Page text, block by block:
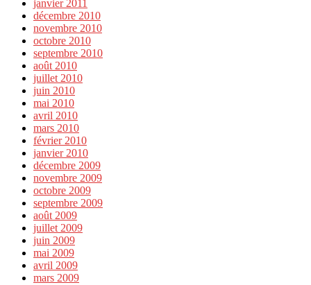
janvier 2011
décembre 2010
novembre 2010
octobre 2010
septembre 2010
août 2010
juillet 2010
juin 2010
mai 2010
avril 2010
mars 2010
février 2010
janvier 2010
décembre 2009
novembre 2009
octobre 2009
septembre 2009
août 2009
juillet 2009
juin 2009
mai 2009
avril 2009
mars 2009